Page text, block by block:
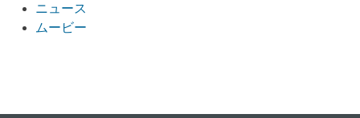
ニュース
ムービー